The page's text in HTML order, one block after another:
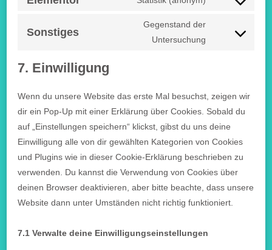
Sonstiges
Gegenstand der
Untersuchung
7. Einwilligung
Wenn du unsere Website das erste Mal besuchst, zeigen wir
dir ein Pop-Up mit einer Erklärung über Cookies. Sobald du
auf „Einstellungen speichern“ klickst, gibst du uns deine
Einwilligung alle von dir gewählten Kategorien von Cookies
und Plugins wie in dieser Cookie-Erklärung beschrieben zu
verwenden. Du kannst die Verwendung von Cookies über
deinen Browser deaktivieren, aber bitte beachte, dass unsere
Website dann unter Umständen nicht richtig funktioniert.
7.1 Verwalte deine Einwilligungseinstellungen